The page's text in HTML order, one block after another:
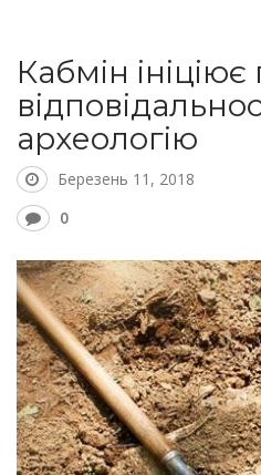
Кабмін
археологію
Березень 11, 2018
0